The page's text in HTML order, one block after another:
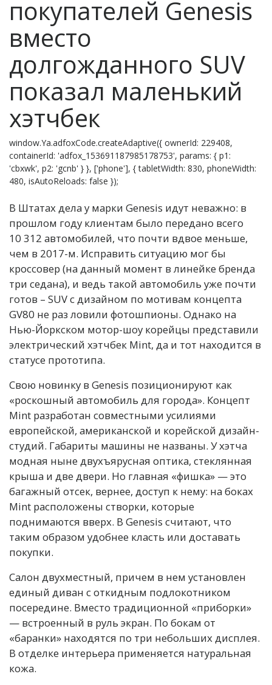
покупателей Genesis
вместо
долгожданного SUV
показал маленький
хэтчбек
window.Ya.adfoxCode.createAdaptive({ ownerId: 229408,
containerId: 'adfox_153691187985178753', params: { p1:
'cbxwk', p2: 'gcnb' } }, ['phone'], { tabletWidth: 830, phoneWidth:
480, isAutoReloads: false });
В Штатах дела у марки Genesis идут неважно: в
прошлом году клиентам было передано всего
10 312 автомобилей, что почти вдвое меньше,
чем в 2017-м. Исправить ситуацию мог бы
кроссовер (на данный момент в линейке бренда
три седана), и ведь такой автомобиль уже почти
готов – SUV с дизайном по мотивам концепта
GV80 не раз ловили фотошпионы. Однако на
Нью-Йоркском мотор-шоу корейцы представили
электрический хэтчбек Mint, да и тот находится в
статусе прототипа.
Свою новинку в Genesis позиционируют как
«роскошный автомобиль для города». Концепт
Mint разработан совместными усилиями
европейской, американской и корейской дизайн-
студий. Габариты машины не названы. У хэтча
модная ныне двухъярусная оптика, стеклянная
крыша и две двери. Но главная «фишка» — это
багажный отсек, вернее, доступ к нему: на боках
Mint расположены створки, которые
поднимаются вверх. В Genesis считают, что
таким образом удобнее класть или доставать
покупки.
Салон двухместный, причем в нем установлен
единый диван с откидным подлокотником
посередине. Вместо традиционной «приборки»
— встроенный в руль экран. По бокам от
«баранки» находятся по три небольших дисплея.
В отделке интерьера применяется натуральная
кожа.